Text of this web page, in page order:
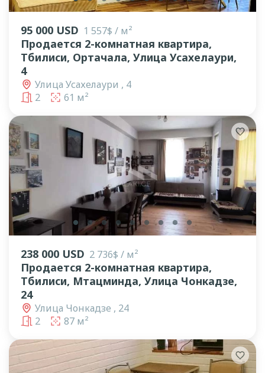
95 000 USD 1 557$ / м²
Продается 2-комнатная квартира,
Тбилиси, Ортачала, Улица Усахелаури,
4
Улица Усахелаури , 4
2
61 м²
lens lens lens lens lens lens lens lens lens
238 000 USD 2 736$ / м²
Продается 2-комнатная квартира,
Тбилиси, Мтацминда, Улица Чонкадзе,
24
Улица Чонкадзе , 24
2
87 м²